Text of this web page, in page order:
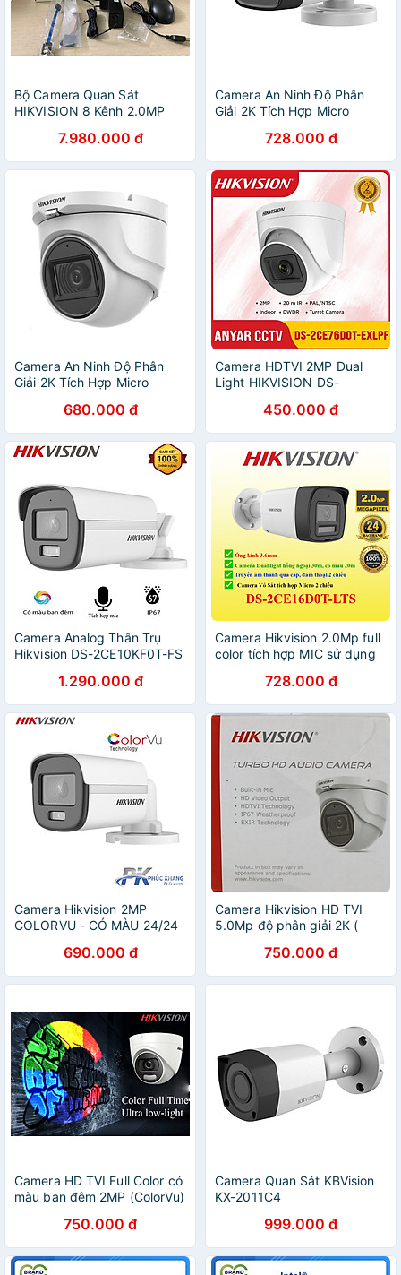
Bộ Camera Quan Sát
HIKVISION 8 Kênh 2.0MP
2.0MPX - Đủ Phụ Kiện Lắp
Đặt ( HDD1TB ) - Hàng
Chính hãng
7.980.000 đ
Camera An Ninh Độ Phân
Giải 2K Tích Hợp Micro
Đồng Trục HIKVISION DS-
2CE16H0T-ITFS - Hàng
Chính Hãng
728.000 đ
Camera An Ninh Độ Phân
Giải 2K Tích Hợp Micro
Đồng Trục HIKVISION DS-
2CE76H0T-ITMFS - Hàng
Chính Hãng
680.000 đ
Camera HDTVI 2MP Dual
Light HIKVISION DS-
,76D0T-EXLPF, 16D0T-
EXLPF, 76D0T-EXIPF,
16D0T-EXIPF, 16D0T-LPTS -
Hàng chính hãng
450.000 đ
Camera Analog Thân Trụ
Hikvision DS-2CE10KF0T-FS
Ban Đêm 3K, Tích Hợp
Mic. IP67,TVI/AHD - Hàng
chính hãng
1.290.000 đ
Camera Hikvision 2.0Mp full
color tích hợp MIC sử dụng
2CE16D0T-LTS, DS-
2CE78D0T-LTS, DS-
2CE17D0T-LTS - Hàng chính
hãng
728.000 đ
Camera Hikvision 2MP
COLORVU - CÓ MÀU 24/24
độ TVI/AHD/CVI/CVBS DS-
2CE10DF0T-F - Hàng Chính
Hãng
690.000 đ
Camera Hikvision HD TVI
5.0Mp độ phân giải 2K (
MIC GHI ÂM Sử dụng với
đầu ghi hình qua cáp đồng
trục. Mã SP H0T S - Hàng
750.000 đ
Camera HD TVI Full Color có
màu ban đêm 2MP (ColorVu)
qua cáp đồng trục . Chính
hãng Hikvision bảo hành 2
năm ( 10DF0T-F và 70DF0T-
750.000 đ
Camera Quan Sát KBVision
KX-2011C4
999.000 đ